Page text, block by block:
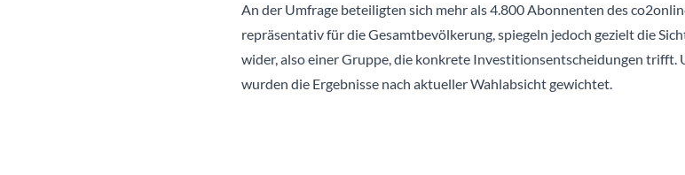
An der Umfrage beteiligten sich mehr als 4.800 Abonnenten des
repräsentativ für die Gesamtbevölkerung, spiegeln jedoch gezielt die
wider, also einer Gruppe, die konkrete Investitionsentscheidungen trifft.
wurden die Ergebnisse nach aktueller Wahlabsicht gewichtet.